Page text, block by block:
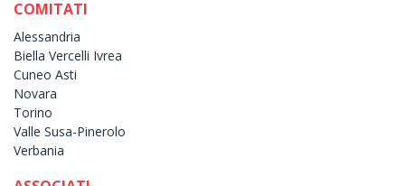
COMITATI
Alessandria
Biella Vercelli Ivrea
Cuneo Asti
Novara
Torino
Valle Susa-Pinerolo
Verbania